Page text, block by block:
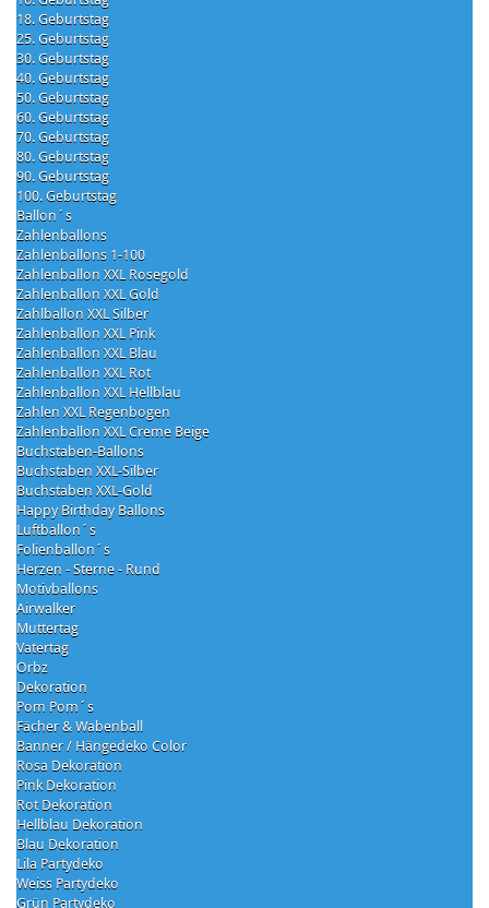
18. Geburtstag
25. Geburtstag
30. Geburtstag
40. Geburtstag
50. Geburtstag
60. Geburtstag
70. Geburtstag
80. Geburtstag
90. Geburtstag
100. Geburtstag
Ballon´s
Zahlenballons
Zahlenballons 1-100
Zahlenballon XXL Rosegold
Zahlenballon XXL Gold
Zahlballon XXL Silber
Zahlenballon XXL Pink
Zahlenballon XXL Blau
Zahlenballon XXL Rot
Zahlenballon XXL Hellblau
Zahlen XXL Regenbogen
Zahlenballon XXL Creme Beige
Buchstaben-Ballons
Buchstaben XXL-Silber
Buchstaben XXL-Gold
Happy Birthday Ballons
Luftballon´s
Folienballon´s
Herzen - Sterne - Rund
Motivballons
Airwalker
Muttertag
Vatertag
Orbz
Dekoration
Pom Pom´s
Fächer & Wabenball
Banner / Hängedeko Color
Rosa Dekoration
Pink Dekoration
Rot Dekoration
Hellblau Dekoration
Blau Dekoration
Lila Partydeko
Weiss Partydeko
Grün Partydeko